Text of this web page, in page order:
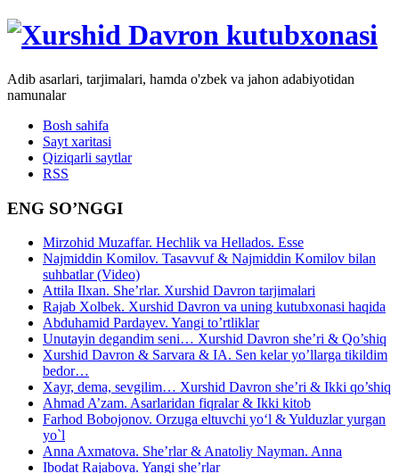
Adib asarlari, tarjimalari, hamda o'zbek va jahon adabiyotidan
namunalar
Bosh sahifa
Sayt xaritasi
Qiziqarli saytlar
RSS
ENG SO’NGGI
Mirzohid Muzaffar. Hechlik va Hellados. Esse
Najmiddin Komilov. Tasavvuf & Najmiddin Komilov bilan
suhbatlar (Video)
Attila Ilxan. She’rlar. Xurshid Davron tarjimalari
Rajab Xolbek. Xurshid Davron va uning kutubxonasi haqida
Abduhamid Pardayev. Yangi to’rtliklar
Unutayin degandim seni… Xurshid Davron she’ri & Qo’shiq
Xurshid Davron & Sarvara & IA. Sen kelar yo’llarga tikildim
bedor…
Xayr, dema, sevgilim… Xurshid Davron she’ri & Ikki qo’shiq
Ahmad A’zam. Asarlaridan fiqralar & Ikki kitob
Farhod Bobojonov. Orzuga eltuvchi yo‘l & Yulduzlar yurgan
yo`l
Anna Axmatova. She’rlar & Anatoliy Nayman. Anna
Ibodat Rajabova. Yangi she’rlar